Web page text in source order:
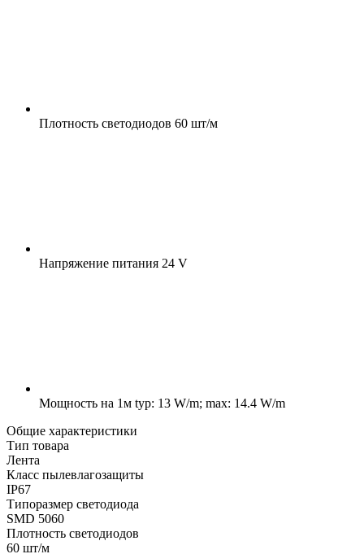
Плотность светодиодов 60 шт/м
Напряжение питания 24 V
Мощность на 1м typ: 13 W/m; max: 14.4 W/m
Общие характеристики
Тип товара
Лента
Класс пылевлагозащиты
IP67
Типоразмер светодиода
SMD 5060
Плотность светодиодов
60 шт/м